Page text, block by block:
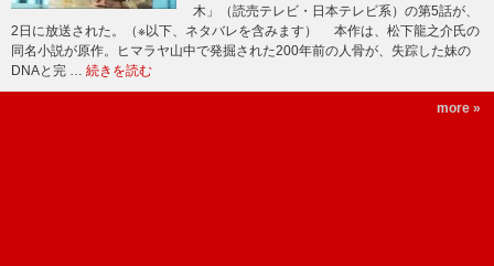
木」（読売テレビ・日本テレビ系）の第5話が、
2日に放送された。（※以下、ネタバレを含みます） 本作は、松下龍之介氏の
同名小説が原作。ヒマラヤ山中で発掘された200年前の人骨が、失踪した妹の
DNAと完 … 続きを読む
more »